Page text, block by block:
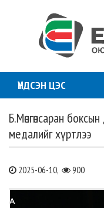
ҮНДСЭН ЦЭС
Б.Мөнгөнсаран
медалийг хүртлээ
2025-06-10, 900